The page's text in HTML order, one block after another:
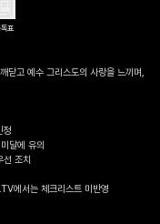
표
닫고 예수 그리스도의 사랑을 느끼며,
정
달에 유의
선 조치
에서는 체크리스트 미반영